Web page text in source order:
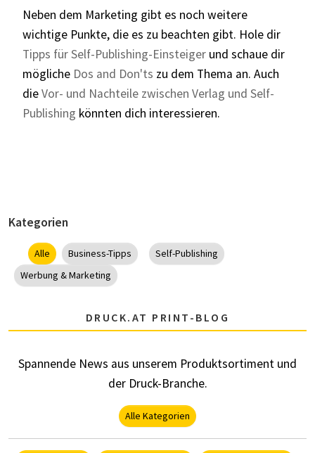
Neben dem Marketing gibt es noch weitere
wichtige Punkte, die es zu beachten gibt. Hole dir
Tipps für Self-Publishing-Einsteiger und schaue dir
mögliche Dos and Don'ts zu dem Thema an. Auch
dieVor- und Nachteile zwischen Verlag und Self-
Publishing könnten dich interessieren.
Kategorien
Alle Business-Tipps
Self-Publishing
Werbung & Marketing
DRUCK.AT PRINT-BLOG
Spannende News aus unserem Produktsortiment und
der Druck-Branche.
Alle Kategorien